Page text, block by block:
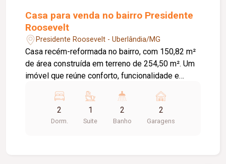
Casa para venda no bairro Presidente
Roosevelt
Presidente Roosevelt - Uberlândia/MG
Casa recém-reformada no bairro, com 150,82 m²
de área construída em terreno de 254,50 m². Um
imóvel que reúne conforto, funcionalidade e
das regiões mais valorizadas e desejadas do
suíte com banheira de hidromassagem,
2
Dorm.
1
Suite
2
Banho
2
Garagens